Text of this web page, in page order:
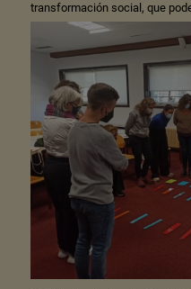
transformación social, que